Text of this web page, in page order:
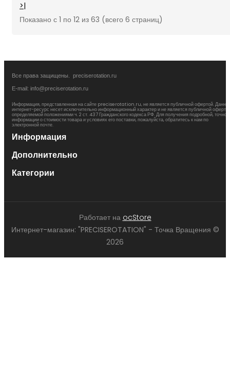
>|
Показано с 1 по 12 из 63 (всего 6 страниц)
Все права защищены. preciserotation.ru
E-mail: info@preciserotation.ru
Информация, представленная на сайте preciserotation.ru, не является публичной офертой.
интернет-ресурс несет исключительно информационный характер и не является публичной
определяемой положениями ч. 2 ст. 437 Гражданского кодекса РФ. Для получения подробной, точной
информации о стоимости товара и условиях его поставки, пожалуйста, обратитесь к нам по
электронной почте.
Информация
Дополнительно
Категории
Работает на ocStore
Интернет-магазин: "PRECISEROTATION" - Точка Вращения ©
2026